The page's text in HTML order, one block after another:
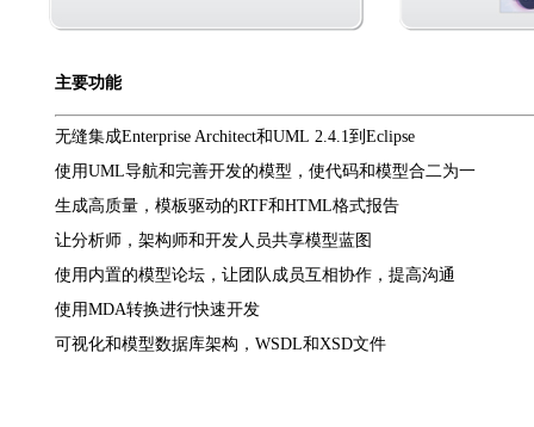
主要功能
无缝集成Enterprise Architect和UML 2.4.1到Eclipse
使用UML导航和完善开发的模型，使代码和模型合二为一
生成高质量，模板驱动的RTF和HTML格式报告
让分析师，架构师和开发人员共享模型蓝图
使用内置的模型论坛，让团队成员互相协作，提高沟通
使用MDA转换进行快速开发
可视化和模型数据库架构，WSDL和XSD文件